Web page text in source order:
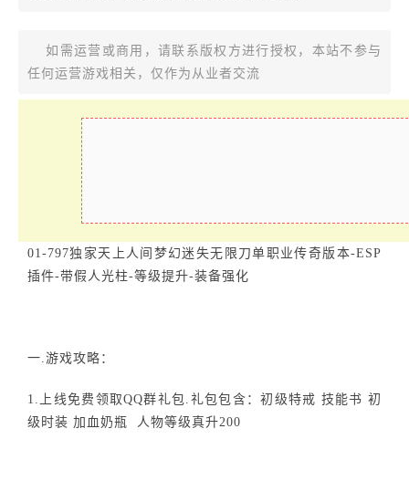
如需运营或商用，请联系版权方进行授权，本站不参与
任何运营游戏相关，仅作为从业者交流
01-797独家天上人间梦幻迷失无限刀单职业传奇版本-ESP
插件-带假人光柱-等级提升-装备强化
一.游戏攻略：
1.上线免费领取QQ群礼包.礼包包含：初级特戒 技能书 初
级时装 加血奶瓶 人物等级真升200